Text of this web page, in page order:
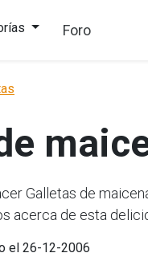
Foro
Galletas de
acerca de esta
el 26-12-2006